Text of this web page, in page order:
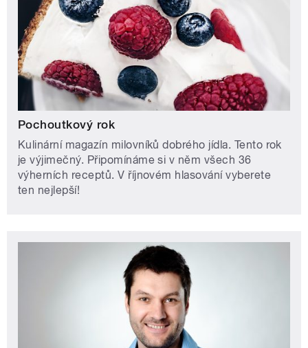
Pochoutkový rok
Kulinární magazín milovníků dobrého jídla. Tento rok
je výjimečný. Připomínáme si v něm všech 36
výherních receptů. V říjnovém hlasování vyberete
ten nejlepší!